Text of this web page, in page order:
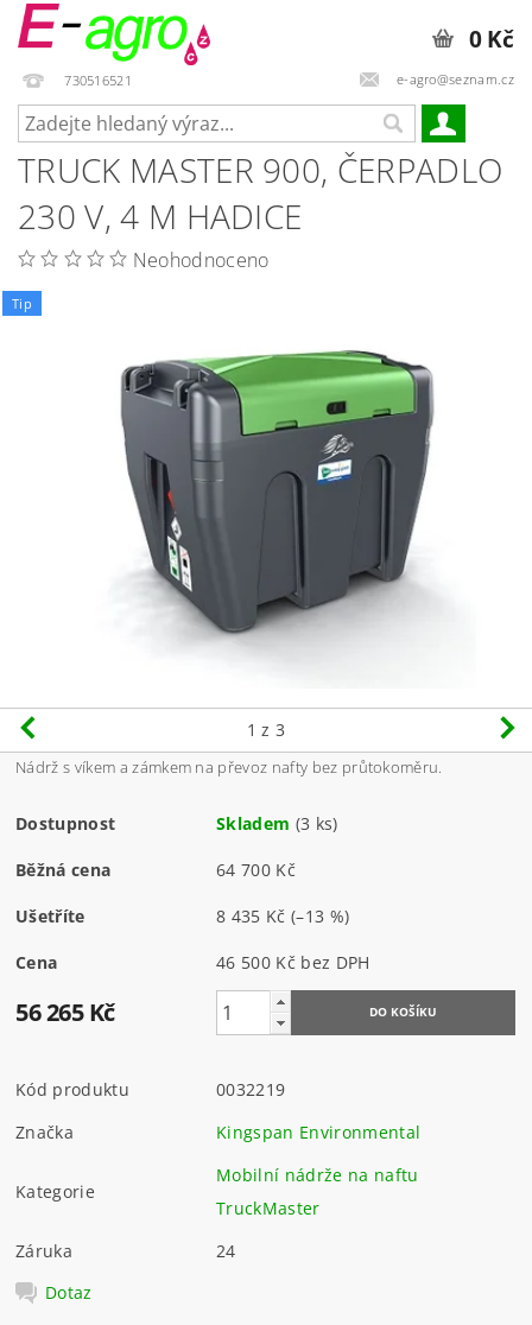
730516521 e-agro@seznam.cz
0 Kč
TRUCK MASTER 900, ČERPADLO
230 V, 4 M HADICE
Neohodnoceno
Tip
1 z 3
Nádrž s víkem a zámkem na převoz nafty bez průtokoměru.
Dostupnost Skladem (3 ks)
Běžná cena 64 700 Kč
Ušetříte 8 435 Kč (–13 %)
Cena 46 500 Kč bez DPH
56 265 Kč
Kód produktu
0032219
Značka
Kingspan Environmental
Kategorie
Mobilní nádrže na naftu
TruckMaster
Záruka
24
Dotaz